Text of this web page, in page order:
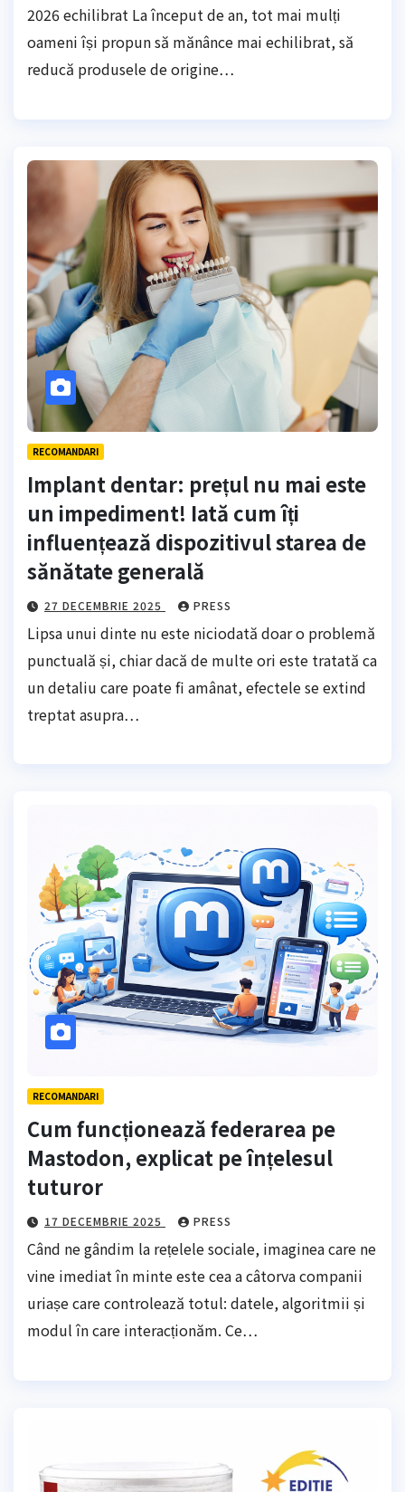
2026 echilibrat La început de an, tot mai mulți
oameni își propun să mănânce mai echilibrat, să
reducă produsele de origine…
RECOMANDARI
Implant dentar: prețul nu mai este
un impediment! Iată cum îți
influențează dispozitivul starea de
sănătate generală
27 DECEMBRIE 2025 PRESS
Lipsa unui dinte nu este niciodată doar o problemă
punctuală și, chiar dacă de multe ori este tratată ca
un detaliu care poate fi amânat, efectele se extind
treptat asupra…
RECOMANDARI
Cum funcționează federarea pe
Mastodon, explicat pe înțelesul
tuturor
17 DECEMBRIE 2025 PRESS
Când ne gândim la rețelele sociale, imaginea care ne
vine imediat în minte este cea a câtorva companii
uriașe care controlează totul: datele, algoritmii și
modul în care interacționăm. Ce…